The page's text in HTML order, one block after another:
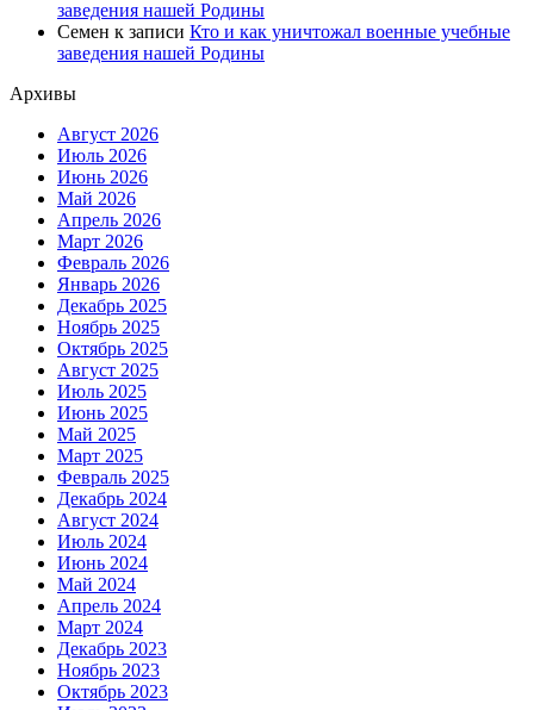
заведения нашей Родины
Семен к записи Кто и как уничтожал военные учебные
заведения нашей Родины
Архивы
Август 2026
Июль 2026
Июнь 2026
Май 2026
Апрель 2026
Март 2026
Февраль 2026
Январь 2026
Декабрь 2025
Ноябрь 2025
Октябрь 2025
Август 2025
Июль 2025
Июнь 2025
Май 2025
Март 2025
Февраль 2025
Декабрь 2024
Август 2024
Июль 2024
Июнь 2024
Май 2024
Апрель 2024
Март 2024
Декабрь 2023
Ноябрь 2023
Октябрь 2023